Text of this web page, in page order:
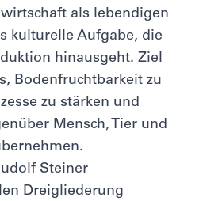
als lebendigen
kulturelle Aufgabe, die
hinausgeht. Ziel
Bodenfruchtbarkeit zu
zu stärken und
Mensch, Tier und
Steiner
Dreigliederung